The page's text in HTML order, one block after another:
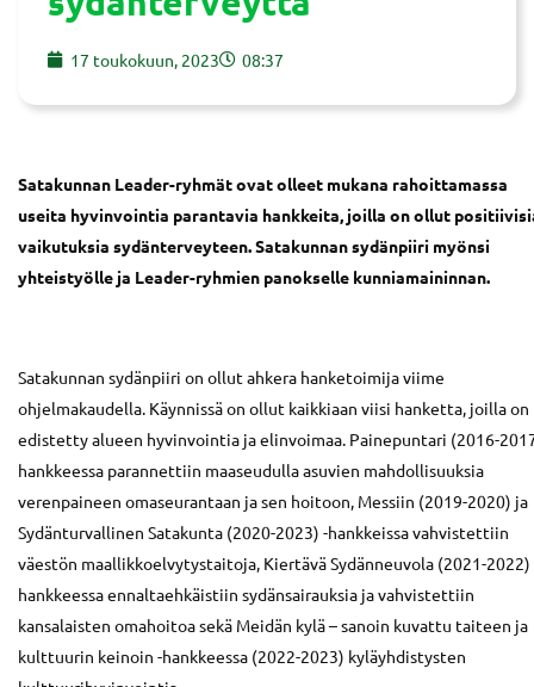
17 toukokuun, 2023 08:37
Satakunnan Leader-ryhmät ovat olleet mukana rahoittamassa
useita hyvinvointia parantavia hankkeita, joilla on ollut
vaikutuksia sydänterveyteen. Satakunnan sydänpiiri myönsi
yhteistyölle ja Leader-ryhmien panokselle kunniamaininnan.
Satakunnan sydänpiiri on ollut ahkera hanketoimija viime
ohjelmakaudella. Käynnissä on ollut kaikkiaan viisi hanketta, joilla on
edistetty alueen hyvinvointia ja elinvoimaa. Painepuntari (2016-
hankkeessa parannettiin maaseudulla asuvien mahdollisuuksia
verenpaineen omaseurantaan ja sen hoitoon, Messiin (2019-2020) ja
Sydänturvallinen Satakunta (2020-2023) -hankkeissa vahvistettiin
väestön maallikkoelvytystaitoja, Kiertävä Sydänneuvola (2021-2022)
hankkeessa ennaltaehkäistiin sydänsairauksia ja vahvistettiin
kansalaisten omahoitoa sekä Meidän kylä – sanoin kuvattu taiteen ja
kulttuurin keinoin -hankkeessa (2022-2023) kyläyhdistysten